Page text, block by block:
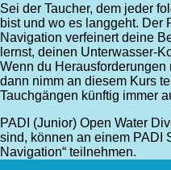
Sei der Taucher, dem jeder
bist und wo es langgeht. Der
Navigation verfeinert deine
lernst, deinen Unterwasser-
Wenn du
dann nimm an diesem Kurs
Tauchgängen künftig immer
PADI (Junior) Open Water
sind, können an einem PADI
Navigation“ teilnehmen.